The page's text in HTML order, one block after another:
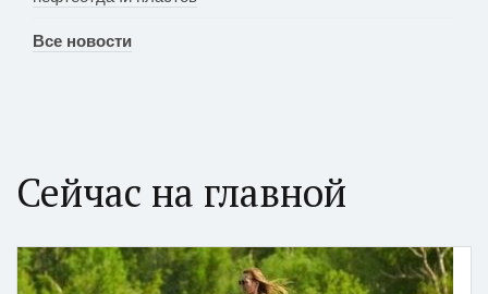
Все новости
Сейчас на главной